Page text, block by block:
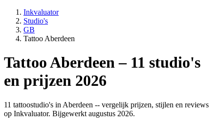
Inkvaluator
Studio's
GB
Tattoo Aberdeen
Tattoo Aberdeen – 11 studio's
en prijzen 2026
11 tattoostudio's in Aberdeen -- vergelijk prijzen, stijlen en reviews
op Inkvaluator. Bijgewerkt augustus 2026.